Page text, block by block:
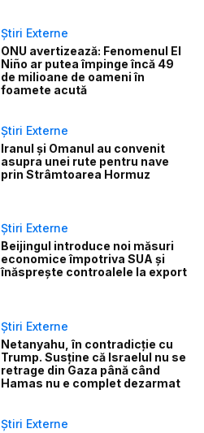
Știri Externe
ONU avertizează: Fenomenul El
Niño ar putea împinge încă 49
de milioane de oameni în
foamete acută
Știri Externe
Iranul și Omanul au convenit
asupra unei rute pentru nave
prin Strâmtoarea Hormuz
Știri Externe
Beijingul introduce noi măsuri
economice împotriva SUA și
înăsprește controalele la export
Știri Externe
Netanyahu, în contradicție cu
Trump. Susține că Israelul nu se
retrage din Gaza până când
Hamas nu e complet dezarmat
Știri Externe